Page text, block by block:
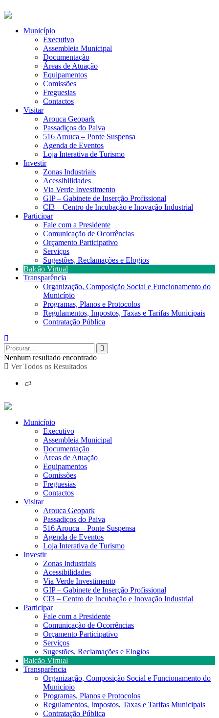
Município
Executivo
Assembleia Municipal
Documentação
Áreas de Atuação
Equipamentos
Comissões
Freguesias
Contactos
Visitar
Arouca Geopark
Passadiços do Paiva
516 Arouca – Ponte Suspensa
Agenda de Eventos
Loja Interativa de Turismo
Investir
Zonas Industriais
Acessibilidades
Via Verde Investimento
GIP – Gabinete de Inserção Profissional
CI3 – Centro de Incubação e Inovação Industrial
Participar
Fale com a Presidente
Comunicação de Ocorrências
Orçamento Participativo
Serviços
Sugestões, Reclamações e Elogios
Balcão Virtual
Transparência
Organização, Composição Social e Funcionamento do
Município
Programas, Planos e Protocolos
Regulamentos, Impostos, Taxas e Tarifas Municipais
Contratação Pública
Nenhum resultado encontrado
Ver Todos os Resultados
Município
Executivo
Assembleia Municipal
Documentação
Áreas de Atuação
Equipamentos
Comissões
Freguesias
Contactos
Visitar
Arouca Geopark
Passadiços do Paiva
516 Arouca – Ponte Suspensa
Agenda de Eventos
Loja Interativa de Turismo
Investir
Zonas Industriais
Acessibilidades
Via Verde Investimento
GIP – Gabinete de Inserção Profissional
CI3 – Centro de Incubação e Inovação Industrial
Participar
Fale com a Presidente
Comunicação de Ocorrências
Orçamento Participativo
Serviços
Sugestões, Reclamações e Elogios
Balcão Virtual
Transparência
Organização, Composição Social e Funcionamento do
Município
Programas, Planos e Protocolos
Regulamentos, Impostos, Taxas e Tarifas Municipais
Contratação Pública